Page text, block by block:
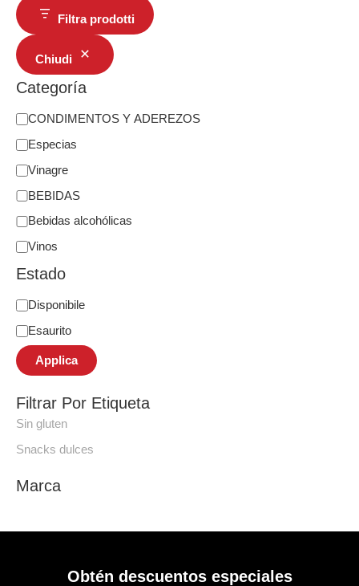
Filtra prodotti
Chiudi
Categoría
CONDIMENTOS Y ADEREZOS
Especias
Vinagre
BEBIDAS
Bebidas alcohólicas
Vinos
Estado
Disponibile
Esaurito
Applica
Filtrar Por Etiqueta
Sin gluten
Snacks dulces
Marca
Obtén descuentos especiales